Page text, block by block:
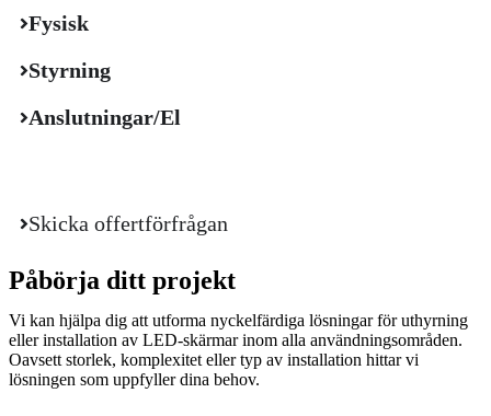
Fysisk
Styrning
Anslutningar/El
Skicka offertförfrågan
Påbörja ditt projekt
Vi kan hjälpa dig att utforma nyckelfärdiga lösningar för uthyrning
eller installation av LED-skärmar inom alla användningsområden.
Oavsett storlek, komplexitet eller typ av installation hittar vi
lösningen som uppfyller dina behov.